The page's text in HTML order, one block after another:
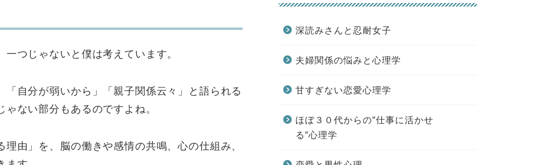
つじゃないと僕は考えています。
自分が弱いから」「親子関係云々」と語られる
ない部分もあるのですよね。
由」を、脳の働きや感情の共鳴、心の仕組み、
深読みさんと忍耐女子
夫婦関係の悩みと心理学
甘すぎない恋愛心理学
ほぼ３０代からの”仕事に活かせ
る”心理学